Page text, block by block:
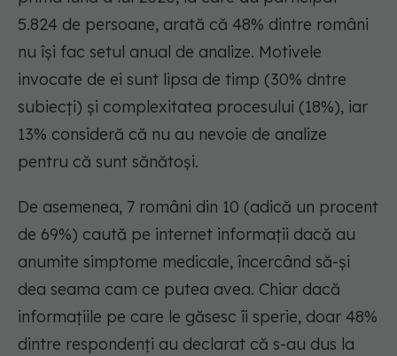
5.824 de persoane, arată că 48% dintre români
nu își fac setul anual de analize. Motivele
invocate de ei sunt lipsa de timp (30% dntre
subiecți) și complexitatea procesului (18%), iar
13% consideră că nu au nevoie de analize
pentru că sunt sănătoși.
De asemenea, 7 români din 10 (adică un procent
de 69%) caută pe internet informații dacă au
anumite simptome medicale, încercând să-și
dea seama cam ce putea avea. Chiar dacă
informațiile pe care le găsesc îi sperie, doar 48%
dintre respondenți au declarat că s-au dus la